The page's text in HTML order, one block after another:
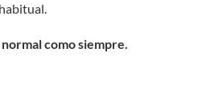
como siempre.